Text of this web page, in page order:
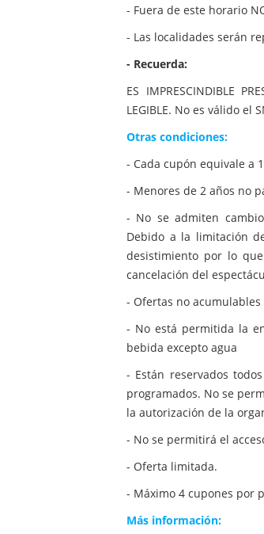
- Fuera de este horario
- Las localidades serán
- Recuerda:
ES IMPRESCINDIBLE
LEGIBLE. No es válido el
Otras condiciones:
- Cada cupón equivale a
- Menores de 2 años no
- No se admiten
Debido a la limitación
desistimiento por lo
cancelación del
- Ofertas no
- No está permitida la
bebida excepto agua
- Están reservados
programados. No se
la autorización de la
- No se permitirá el
- Oferta limitada.
- Máximo 4 cupones por
Más información: